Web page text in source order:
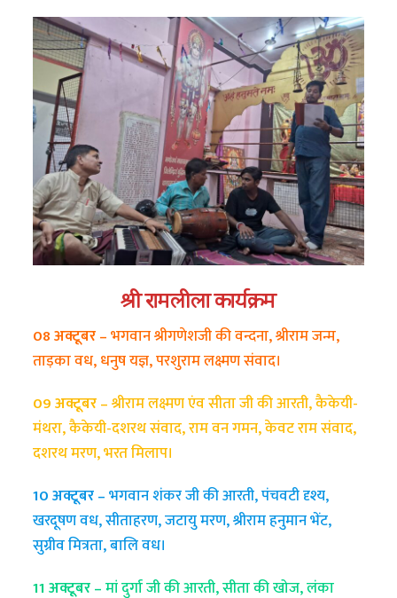
श्री रामलीला कार्यक्रम
08 अक्टूबर –भगवान श्रीगणेशजी की वन्दना, श्रीराम जन्म,
ताड़का वध, धनुष यज्ञ, परशुराम लक्ष्मण संवाद।
09 अक्टूबर –श्रीराम लक्ष्मण एंव सीता जी की आरती, कैकेयी-
मंथरा, कैकेयी-दशरथ संवाद, राम वन गमन, केवट राम संवाद,
दशरथ मरण, भरत मिलाप।
10 अक्टूबर –भगवान शंकर जी की आरती, पंचवटी दृश्य,
खरदूषण वध, सीताहरण, जटायु मरण, श्रीराम हनुमान भेंट,
सुग्रीव मित्रता, बालि वध।
11 अक्टूबर –मां दुर्गा जी की आरती, सीता की खोज, लंका